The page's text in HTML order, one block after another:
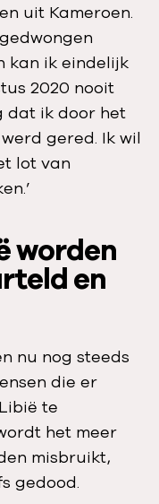
uit Kameroen.
kan ik eindelijk
2020 nooit
dat ik door het
gered. Ik wil
lot van
worden
en
nu nog steeds
die er
te
het meer
misbruikt,
gedood.